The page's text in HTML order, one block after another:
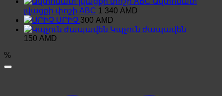
900 AMD.
820 AMD.
լվացքի փոշի ABC 1 340 AMD
ՍՐԻՉ 300 AMD
Կպչուն ժապավեն
150 AMD
%